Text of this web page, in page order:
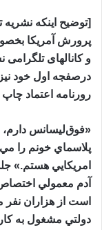
[توضیح اینکه
پرورش آمریکا
و کانالهای تلگرامی
درصفجه اول خود
رورنامه اعتماد
پلاسماي خونم را
امريكايي هستم.»
آدم معمولي
است از هزاران
دولتي مشغول به